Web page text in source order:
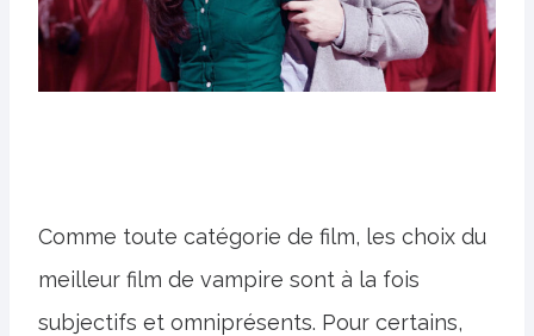
Comme toute catégorie de film, les choix du
meilleur film de vampire sont à la fois
subjectifs et omniprésents. Pour certains,